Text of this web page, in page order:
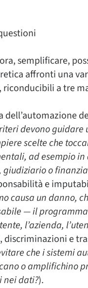
semplificare,
affronti una
riconducibili a tre
dell’automazione
devono guidare
scelte che
ad esempio
giudiziario o
e
causa un danno,
— il
l’azienda,
discriminazioni e
che i sistemi
o amplifichino
dati?).